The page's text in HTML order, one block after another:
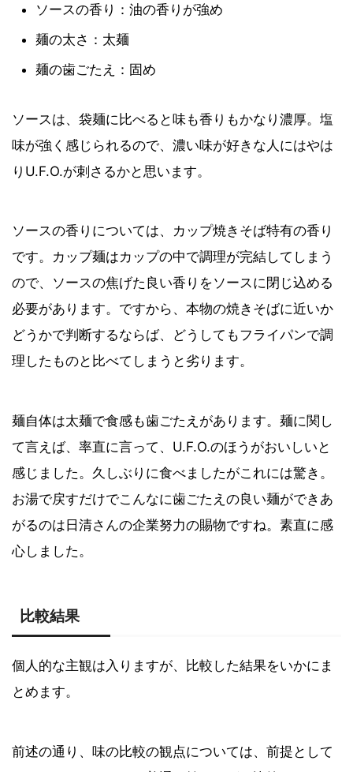
ソースの香り：油の香りが強め
麺の太さ：太麺
麺の歯ごたえ：固め
ソースは、袋麺に比べると味も香りもかなり濃厚。塩
味が強く感じられるので、濃い味が好きな人にはやは
りU.F.O.が刺さるかと思います。
ソースの香りについては、カップ焼きそば特有の香り
です。カップ麺はカップの中で調理が完結してしまう
ので、ソースの焦げた良い香りをソースに閉じ込める
必要があります。ですから、本物の焼きそばに近いか
どうかで判断するならば、どうしてもフライパンで調
理したものと比べてしまうと劣ります。
麺自体は太麺で食感も歯ごたえがあります。麺に関し
て言えば、率直に言って、U.F.O.のほうがおいしいと
感じました。久しぶりに食べましたがこれには驚き。
お湯で戻すだけでこんなに歯ごたえの良い麺ができあ
がるのは日清さんの企業努力の賜物ですね。素直に感
心しました。
比較結果
個人的な主観は入りますが、比較した結果をいかにま
とめます。
前述の通り、味の比較の観点については、前提として